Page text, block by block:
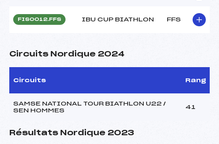
FIS0012.FFS IBU CUP BIATHLON FFS
Circuits Nordique 2024
Circuits Rang
SAMSE NATIONAL TOUR BIATHLON U22 /
SEN HOMMES
41
Résultats Nordique 2023